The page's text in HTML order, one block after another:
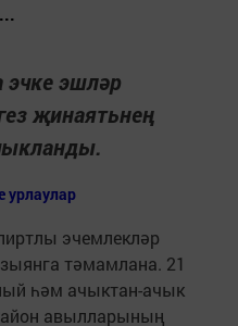
эшләр
җинаятьнең
урлаулар
эчемлекләр
тәмамлана. 21
һәм ачыктан-ачык
авылларының